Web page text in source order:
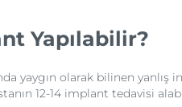
Yapılabilir?
yaygın olarak bilinen
12-14 implant tedavisi